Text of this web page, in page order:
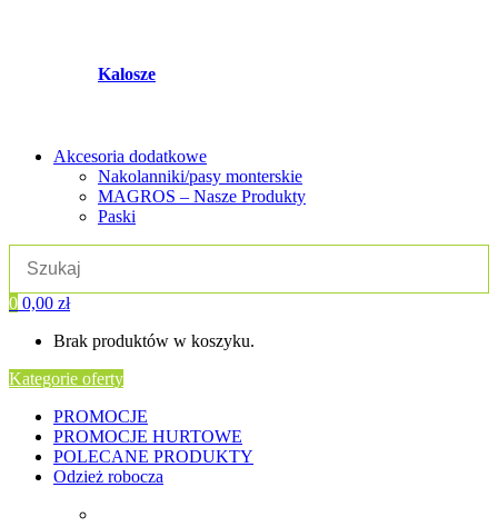
Kalosze
Akcesoria dodatkowe
Nakolanniki/pasy monterskie
MAGROS – Nasze Produkty
Paski
0 0,00 zł
Brak produktów w koszyku.
Kategorie oferty
PROMOCJE
PROMOCJE HURTOWE
POLECANE PRODUKTY
Odzież robocza